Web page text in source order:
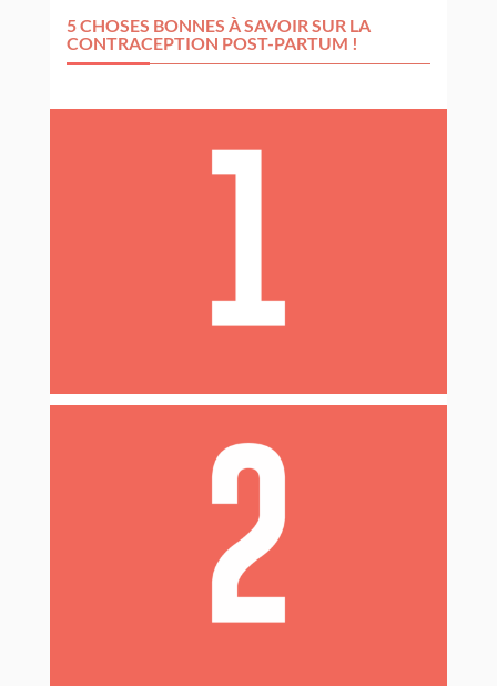
5 CHOSES BONNES À SAVOIR SUR LA
CONTRACEPTION POST-PARTUM !
L’allaitement est un facteur important
ton retour de couches sera plus rapide si tu
n’allaites pas, et tu devras donc avoir une
contraception plus rapidement.